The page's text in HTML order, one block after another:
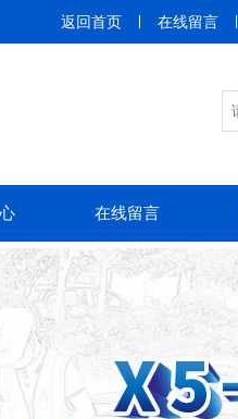
返回首页 在线留言
在线留言